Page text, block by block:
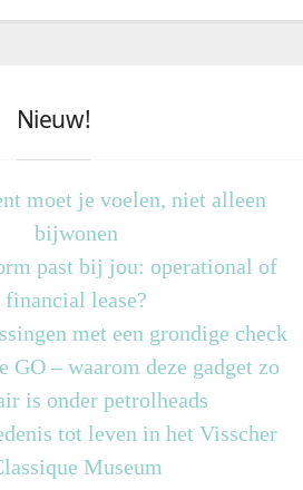
Nieuw!
moet je voelen, niet alleen
bijwonen
past bij jou: operational of
financial lease?
met een grondige check
GO – waarom deze gadget zo
is onder petrolheads
tot leven in het Visscher
Museum